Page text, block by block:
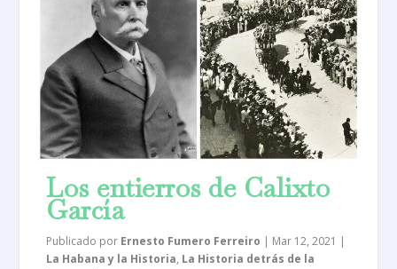
Los entierros de Calixto
García
Publicado por Ernesto Fumero Ferreiro | Mar 12, 2021 |
La Habana y la Historia, La Historia detrás de la